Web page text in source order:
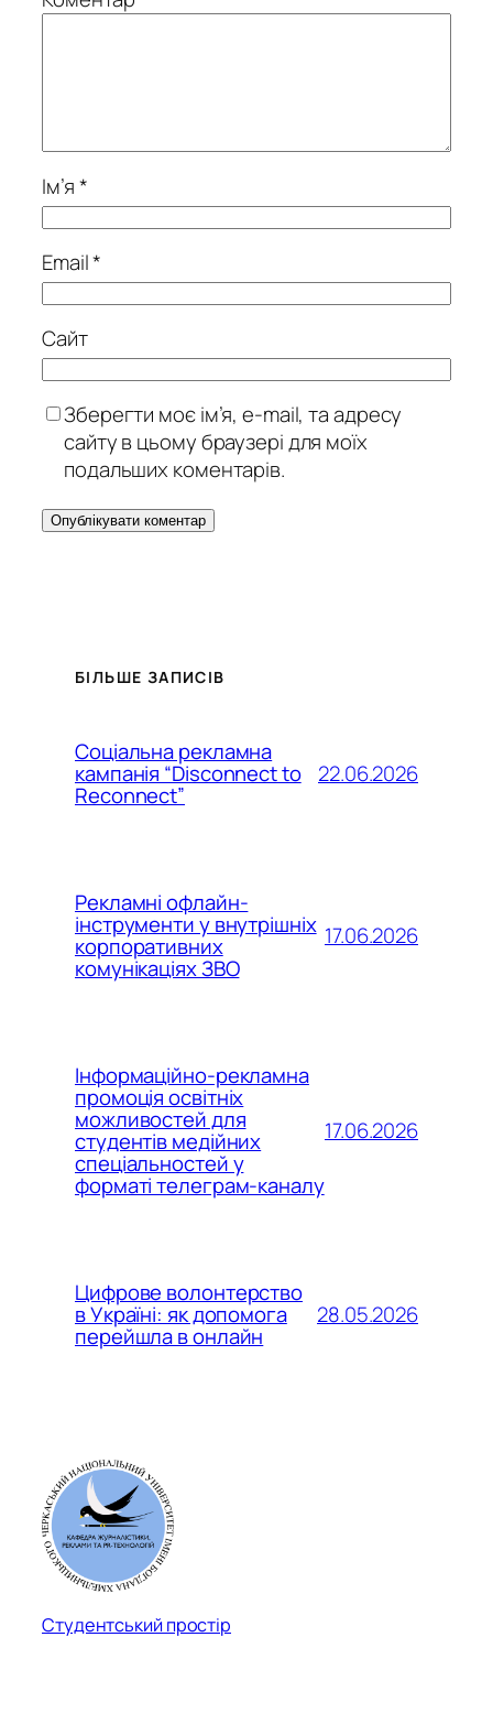
Ім’я*
Email*
Сайт
Зберегти моє ім’я, e-mail, та адресу
сайту в цьому браузері для моїх
подальших коментарів.
БІЛЬШЕ ЗАПИСІВ
Соціальна рекламна
кампанія “Disconnect to
Reconnect”
22.06.2026
Рекламні офлайн-
інструменти у внутрішніх
корпоративних
комунікаціях ЗВО
17.06.2026
Інформаційно-рекламна
промоція освітніх
можливостей для
студентів медійних
спеціальностей у
форматі телеграм-каналу
17.06.2026
Цифрове волонтерство
в Україні: як допомога
перейшла в онлайн
28.05.2026
Студентський простір